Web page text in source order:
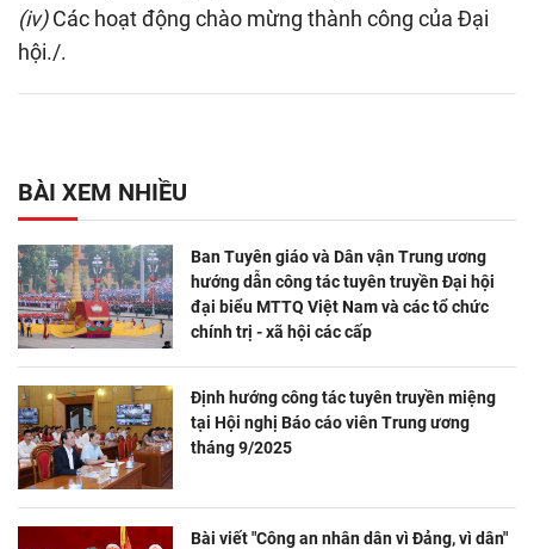
(iv)Các hoạt động chào mừng thành công của Đại
hội./.
BÀI XEM NHIỀU
Ban Tuyên giáo và Dân vận Trung ương
hướng dẫn công tác tuyên truyền Đại hội
đại biểu MTTQ Việt Nam và các tổ chức
chính trị - xã hội các cấp
Định hướng công tác tuyên truyền miệng
tại Hội nghị Báo cáo viên Trung ương
tháng 9/2025
Bài viết "Công an nhân dân vì Đảng, vì dân"